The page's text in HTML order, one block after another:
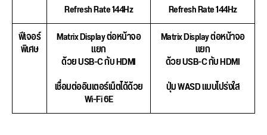
Refresh Rate 144Hz
Refresh Rate 144Hz
ฟีเจอร์
พิเศษ
Matrix Display ต่อหน้าจอ
แยก
ด้วย USB-C กับ HDMI
เชื่อมต่ออินเตอร์เน็ตได้ด้วย
Wi-Fi 6E
Matrix Display ต่อหน้าจอ
แยก
ด้วย USB-C กับ HDMI
ปุ่ม WASD แบบโปร่งใส